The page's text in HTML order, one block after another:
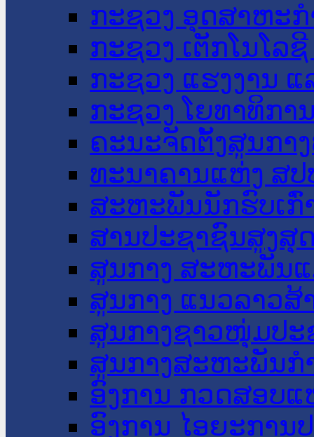
ກະຊວງ ອຸດສາຫະ
ກະຊວງ ເຕັກໂນໂລ
ກະຊວງ ແຮງງານ
ກະຊວງ ໂຍທາທິກາ
ຄະນະຈັດຕັ້ງສູນກາ
ທະນາຄານແຫ່ງ ສປ
ສະຫະພັນນັກຮົບເກົ່
ສານປະຊາຊົນສູງສຸ
ສູນກາງ ສະຫະພັນ
ສູນກາງ ແນວລາວສ້
ສູນກາງຊາວໜຸ່ມປະ
ສູນກາງສະຫະພັນກ
ອົງການ ກວດສອບແ
ອົງການ ໄອຍະການ